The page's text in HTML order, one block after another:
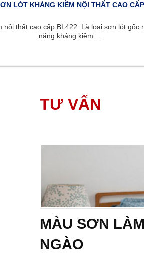
LÓT KHÁNG KIỀM NỘI THẤT CAO CẤP
nội thất cao cấp BL422: Là loại sơn lót gốc
năng kháng kiềm ...
TƯ VẤN
MÀU SƠN
NGÀO